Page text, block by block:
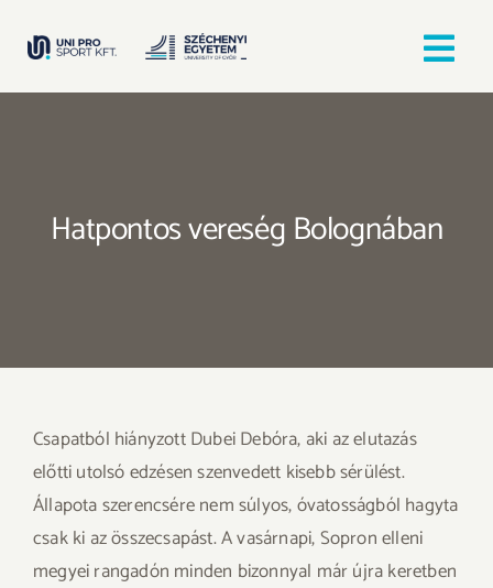
Hatpontos vereség Bolognában
Csapatból hiányzott Dubei Debóra, aki az elutazás
előtti utolsó edzésen szenvedett kisebb sérülést.
Állapota szerencsére nem súlyos, óvatosságból hagyta
csak ki az összecsapást. A vasárnapi, Sopron elleni
megyei rangadón minden bizonnyal már újra keretben